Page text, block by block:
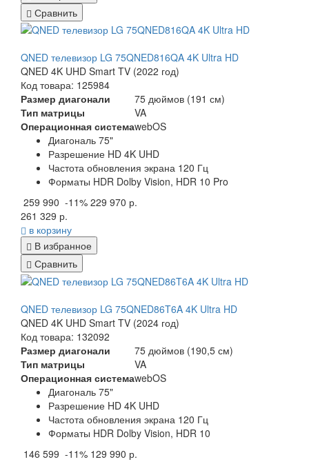
Сравнить
QNED телевизор LG 75QNED816QA 4K Ultra HD
QNED 4K UHD Smart TV (2022 год)
Код товара: 125984
Размер диагонали
75 дюймов (191 см)
Тип матрицы
VA
Операционная системаwebOS
Диагональ 75"
Разрешение HD 4K UHD
Частота обновления экрана 120 Гц
Форматы HDR Dolby Vision, HDR 10 Pro
259 990 -11% 229 970 р.
261 329 р.
в корзину
В избранное
Сравнить
QNED телевизор LG 75QNED86T6A 4K Ultra HD
QNED 4K UHD Smart TV (2024 год)
Код товара: 132092
Размер диагонали
75 дюймов (190,5 см)
Тип матрицы
VA
Операционная системаwebOS
Диагональ 75"
Разрешение HD 4K UHD
Частота обновления экрана 120 Гц
Форматы HDR Dolby Vision, HDR 10
146 599 -11% 129 990 р.